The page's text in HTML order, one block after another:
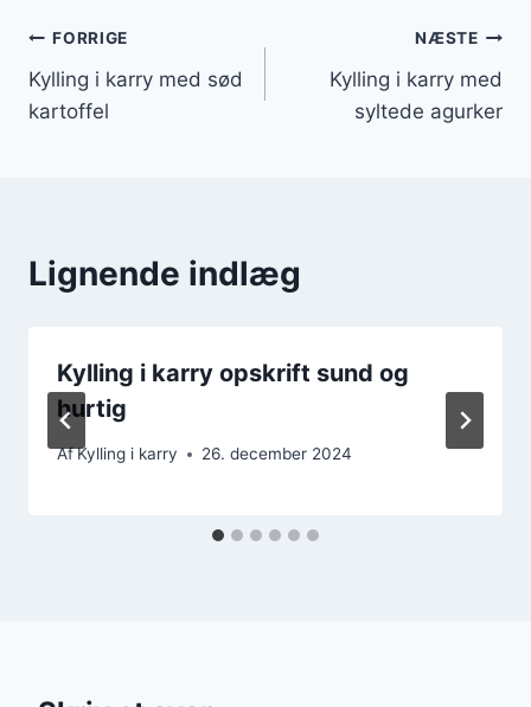
Indlægsnavigation
FORRIGE
Kylling i karry med sød
kartoffel
NÆSTE
Kylling i karry med
syltede agurker
Lignende indlæg
Kylling i karry opskrift sund og
hurtig
AfKylling i karry 26. december 2024